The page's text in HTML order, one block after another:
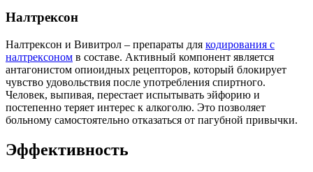
Налтрексон
Налтрексон и Вивитрол – препараты для кодирования с
налтрексоном в составе. Активный компонент является
антагонистом опиоидных рецепторов, который блокирует
чувство удовольствия после употребления спиртного.
Человек, выпивая, перестает испытывать эйфорию и
постепенно теряет интерес к алкоголю. Это позволяет
больному самостоятельно отказаться от пагубной привычки.
Эффективность